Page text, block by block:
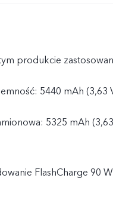
produkcie
5440 mAh (3,63
5325 mAh
FlashCharge 90